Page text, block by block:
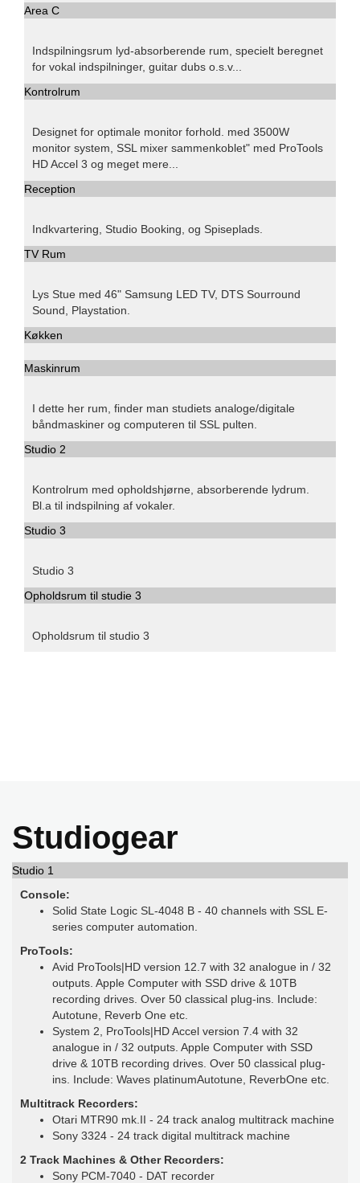
Area C
Indspilningsrum lyd-absorberende rum, specielt beregnet
for vokal indspilninger, guitar dubs o.s.v...
Kontrolrum
Designet for optimale monitor forhold. med 3500W
monitor system, SSL mixer sammenkoblet" med ProTools
HD Accel 3 og meget mere...
Reception
Indkvartering, Studio Booking, og Spiseplads.
TV Rum
Lys Stue med 46" Samsung LED TV, DTS Sourround
Sound, Playstation.
Køkken
Maskinrum
I dette her rum, finder man studiets analoge/digitale
båndmaskiner og computeren til SSL pulten.
Studio 2
Kontrolrum med opholdshjørne, absorberende lydrum.
Bl.a til indspilning af vokaler.
Studio 3
Studio 3
Opholdsrum til studie 3
Opholdsrum til studio 3
Studiogear
Studio 1
Console:
Solid State Logic SL-4048 B - 40 channels with SSL E-
series computer automation.
ProTools:
Avid ProTools|HD version 12.7 with 32 analogue in / 32
outputs. Apple Computer with SSD drive & 10TB
recording drives. Over 50 classical plug-ins. Include:
Autotune, Reverb One etc.
System 2, ProTools|HD Accel version 7.4 with 32
analogue in / 32 outputs. Apple Computer with SSD
drive & 10TB recording drives. Over 50 classical plug-
ins. Include: Waves platinumAutotune, ReverbOne etc.
Multitrack Recorders:
Otari MTR90 mk.II - 24 track analog multitrack machine
Sony 3324 - 24 track digital multitrack machine
2 Track Machines & Other Recorders:
Sony PCM-7040 - DAT recorder